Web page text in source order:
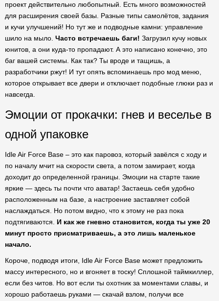
проект действительно любопытный. Есть много возможностей
для расширения своей базы. Разные типы самолётов, задания
и кучи улучшений! Но тут же и подводные камни: управление
шило на мыло. Часто встречаешь баги! Загрузил кучу новых
юнитов, а они куда-то пропадают. А это написано конечно, это
баг вашей системы. Как так? Ты вроде и тащишь, а
разработчики ржут! И тут опять вспоминаешь про мод меню,
которое открывает все двери и отключает подобные глюки раз и
навсегда.
Эмоции от прокачки: гнев и веселье в
одной упаковке
Idle Air Force Base – это как паровоз, который завёлся с ходу и
по началу мчит на скорости света, а потом замирает, когда
доходит до определенной границы. Эмоции на старте такие
яркие — здесь ты почти что аватар! Застаешь себя удобно
расположенным на базе, а настроение заставляет собой
наслаждаться. Но потом видно, что к этому не раз пока
подтягиваются. И как же гневно становится, когда ты уже 20
минут просто присматриваешь, а это лишь маленькое
начало.
Короче, подводя итоги, Idle Air Force Base может предложить
массу интересного, но и вгоняет в тоску! Сплошной таймкиллер,
если без читов. Но вот если ты охотник за моментами славы, и
хорошо работаешь руками — скачай взлом, получи все